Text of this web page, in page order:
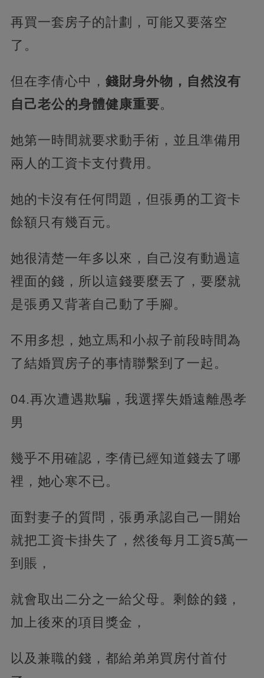
再買一套房子的計劃，可能又要落空
了。
但在李倩心中， 錢財身外物，自然沒有
自己老公的身體健康重要。
她第一時間就要求動手術，並且準備用
兩人的工資卡支付費用。
她的卡沒有任何問題，但張勇的工資卡
餘額只有幾百元。
她很清楚一年多以來，自己沒有動過這
裡面的錢，所以這錢要麼丟了，要麼就
是張勇又背著自己動了手腳。
不用多想，她立馬和小叔子前段時間為
了結婚買房子的事情聯繫到了一起。
04.再次遭遇欺騙，我選擇失婚遠離愚孝
男
幾乎不用確認，李倩已經知道錢去了哪
裡，她心寒不已。
面對妻子的質問，張勇承認自己一開始
就把工資卡掛失了，然後每月工資5萬一
到賬，
就會取出二分之一給父母。剩餘的錢，
加上後來的項目獎金，
以及兼職的錢，都給弟弟買房付首付